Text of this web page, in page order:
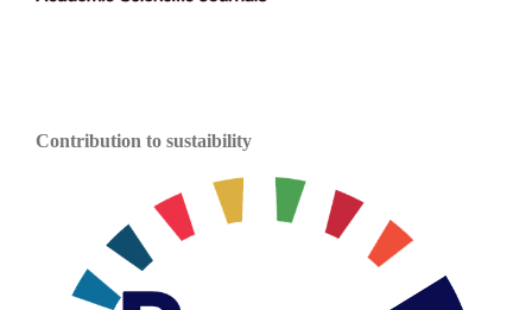
Contribution to sustaibility